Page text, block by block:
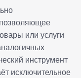
позволяющее
или услуги
инструмент
исключительное